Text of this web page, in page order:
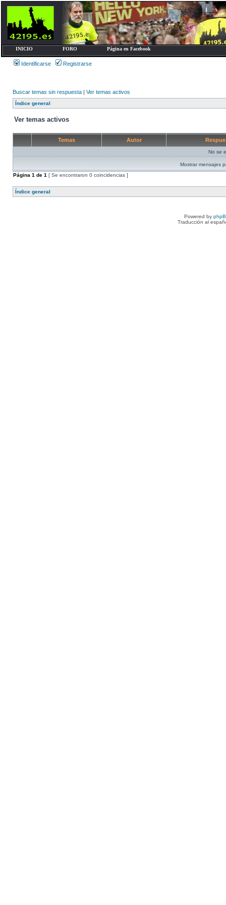
INICIO FORO Página en Facebook
Identificarse Registrarse
Buscar temas sin respuesta | Ver temas activos
Índice general
Ver temas activos
Temas Autor
No se
Mostrar mensajes
Página 1 de 1 [ Se encontraron 0 coincidencias ]
Índice general
Powered by
Traducción al